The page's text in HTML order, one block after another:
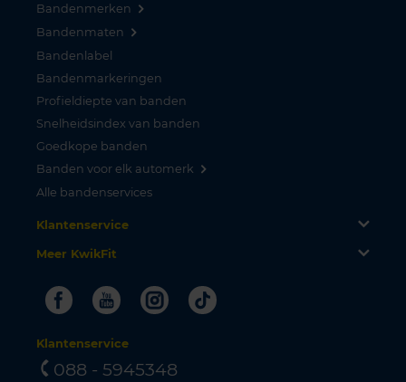
Bandenmerken
Bandenmaten
Bandenlabel
Bandenmarkeringen
Profieldiepte van banden
Snelheidsindex van banden
Goedkope banden
Banden voor elk automerk
Alle bandenservices
Klantenservice
Meer KwikFit
FacebookYoutubeInstagram
Tiktok
Klantenservice
088 - 5945348